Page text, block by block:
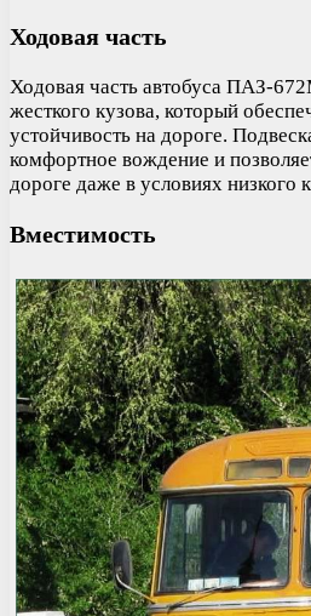
Ходовая часть
Ходовая часть автобуса ПАЗ-
жесткого кузова, который
устойчивость на дороге.
комфортное вождение и
дороге даже в условиях низкого
Вместимость